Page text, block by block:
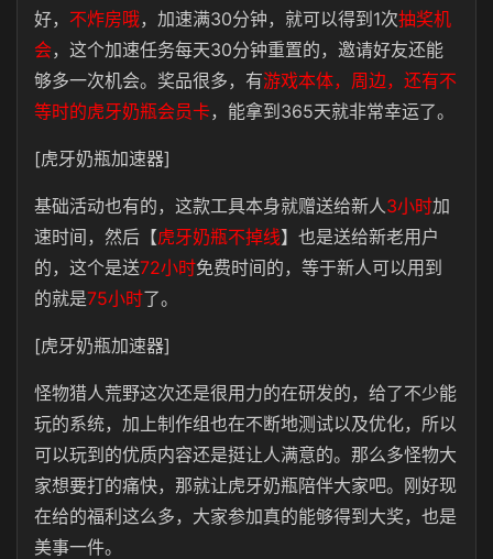
好， 不炸房哦，加速满30分钟，就可以得到1次抽奖机
会，这个加速任务每天30分钟重置的，邀请好友还能
够多一次机会。奖品很多，有游戏本体，周边，还有不
等时的虎牙奶瓶会员卡，能拿到365天就非常幸运了。
[虎牙奶瓶加速器]
基础活动也有的，这款工具本身就赠送给新人3小时加
速时间，然后【虎牙奶瓶不掉线】也是送给新老用户
的，这个是送72小时免费时间的，等于新人可以用到
的就是75小时了。
[虎牙奶瓶加速器]
怪物猎人荒野这次还是很用力的在研发的，给了不少能
玩的系统，加上制作组也在不断地测试以及优化，所以
可以玩到的优质内容还是挺让人满意的。那么多怪物大
家想要打的痛快，那就让虎牙奶瓶陪伴大家吧。刚好现
在给的福利这么多，大家参加真的能够得到大奖，也是
美事一件。